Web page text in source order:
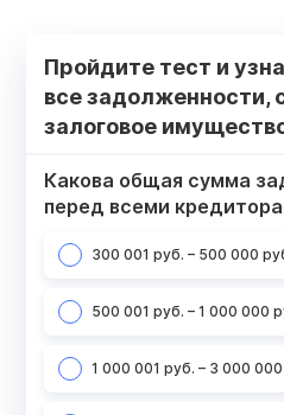
Пройдите тест и
все задолженности,
залоговое
Какова общая сумма
перед всеми
300 001 руб. – 500 000
500 001 руб. – 1 000 000
1 000 001 руб. – 3 000